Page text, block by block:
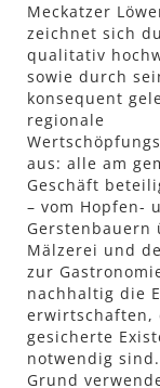
Meckatzer
zeichnet sich
qualitativ
sowie durch
konsequent
regionale
aus: alle am
Geschäft
– vom Hopfen-
Gerstenbauern
Mälzerei und
zur
nachhaltig die
erwirtschaften,
gesicherte
notwendig
Grund